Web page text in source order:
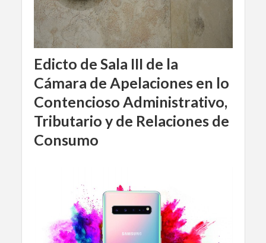
Edicto de Sala III de la
Cámara de Apelaciones en lo
Contencioso Administrativo,
Tributario y de Relaciones de
Consumo